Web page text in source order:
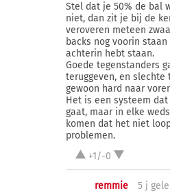
Stel dat je 50% de bal
niet, dan zit je bij de
veroveren meteen
backs nog voorin
achterin hebt staan.
Goede tegenstanders
teruggeven, en slechte
gewoon hard naar
Het is een systeem
gaat, maar in elke
komen dat het niet
problemen.
+1/-0
remmie 5 j